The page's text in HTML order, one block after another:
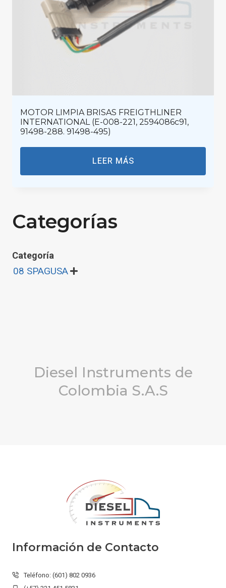
MOTOR LIMPIA BRISAS FREIGTHLINER
INTERNATIONAL (E-008-221, 2594086c91,
91498-288. 91498-495)
LEER MÁS
Categorías
Categoría
08 SPAGUSA 
Diesel Instruments de
Colombia S.A.S
Información de Contacto
Teléfono: (601) 802 0936